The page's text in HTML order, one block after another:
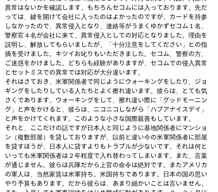
異常はないかを確認します。もちろんセコムには入っております。先だ
っては、鍵を開けて会社に入ったのはよかったのですが、カードを持参
しなかったので、異常侵入となり、連絡等がうまくゆかずセコム１名、
警察官４名が会社に来て、異常侵入としての対応となりました。理由を
説明し、解放してもらいましたが、「十分注意をしてください」との指
摘を受けました。キツイお叱りもいただきました。セコム、警察の方、
ご迷惑をかけました。どちらも経験がありますが、セコムでの侵入異常
とセットミスでの異常では対応が大分違います。
それはさておき、米軍関係者で同じようにウォーキングをしたり、ジョ
ギングをしたりしている人たちとよく擦れ違います。彼らは、とても気
さくであります。ウォーキングをして、擦れ違い際に「グッドモーニン
グ」と声をかけると、彼らは、ニコニコしながら「ハブアナイスデイ」
と声をかけてくれます。このような小さな国際親善もしています。
それと、ここだけの話ですが日本人と同じように基地関係者にマンショ
ン（複数部屋）を貸しておりますが、以前と違い今の米軍関係者に部屋
を貸すほうが、日本人に貸すよりもトラブルが少ないです。それは何と
いっても米軍関係者は２年程度で入れ替わってしまいます。また、言葉
が通じません。彼らは兵隊だから上官の命令は絶対です。またアメリカ
の軍人は、当然家賃は米軍持ち。米国持ちであります。日本の国の思い
やり予算もあります。だから彼らは、あまり細かいことは言いません。